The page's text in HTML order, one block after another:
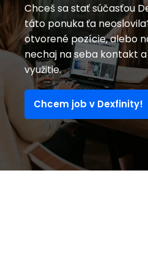
Chceš sa stať súčasťou
táto ponuka ťa
otvorené pozície, alebo
nechaj na seba kontakt
využitie.
Chcem job v Dexfinity!